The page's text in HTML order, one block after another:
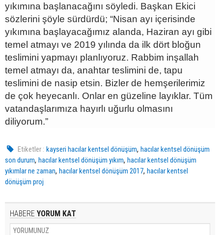
yıkımına başlanacağını söyledi. Başkan Ekici
sözlerini şöyle sürdürdü; “Nisan ayı içerisinde
yıkımına başlayacağımız alanda, Haziran ayı gibi
temel atmayı ve 2019 yılında da ilk dört bloğun
teslimini yapmayı planlıyoruz. Rabbim inşallah
temel atmayı da, anahtar teslimini de, tapu
teslimini de nasip etsin. Bizler de hemşerilerimiz
de çok heyecanlı. Onlar en güzeline layıklar. Tüm
vatandaşlarımıza hayırlı uğurlu olmasını
diliyorum.”
Etiketler : kayseri hacılar kentsel dönüşüm,hacılar kentsel dönüşüm
son durum, hacılar kentsel dönüşüm yıkım, hacılar kentsel dönüşüm
yıkımlar ne zaman, hacılar kentsel dönüşüm 2017, hacılar kentsel
dönüşüm proj
HABERE YORUM KAT